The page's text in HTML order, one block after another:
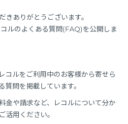
きありがとうございます。
ルのよくある質問(FAQ)を公開しま
コルをご利用中のお客様から寄せら
質問を掲載しています。
金や請求など、レコルについて分か
活用ください。